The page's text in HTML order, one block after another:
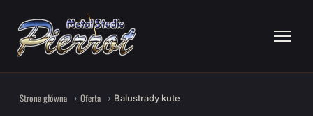
Strona główna Oferta Balustrady kute